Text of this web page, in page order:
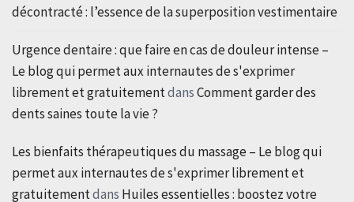
décontracté : l’essence de la superposition vestimentaire
Urgence dentaire : que faire en cas de douleur intense –
Le blog qui permet aux internautes de s'exprimer
librement et gratuitementdansComment garder des
dents saines toute la vie ?
Les bienfaits thérapeutiques du massage – Le blog qui
permet aux internautes de s'exprimer librement et
gratuitementdans Huiles essentielles : boostez votre